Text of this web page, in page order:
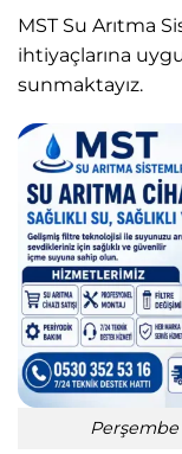
MST Su Arıtma
ihtiyaçlarına
sunmaktayız.
Perşembe